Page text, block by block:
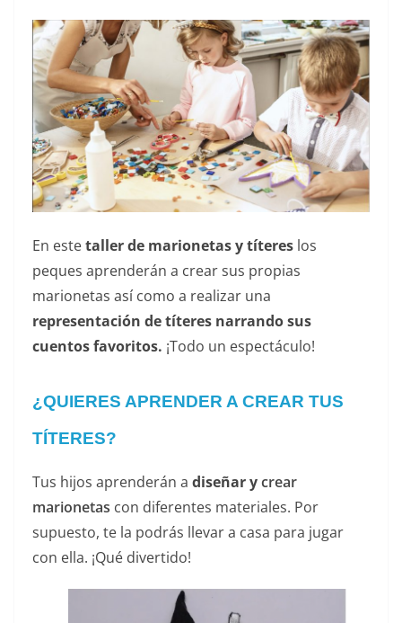
En estetaller de marionetas y títeres los
peques aprenderán a crear sus propias
marionetas así como a realizar una
representación de títeres narrando sus
cuentos favoritos. ¡Todo un espectáculo!
¿QUIERES APRENDER A CREAR TUS
TÍTERES?
Tus hijos aprenderán a diseñar ycrear
marionetas con diferentes materiales. Por
supuesto, te la podrás llevar a casa para jugar
con ella. ¡Qué divertido!